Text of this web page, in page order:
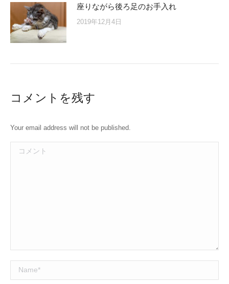
座りながら後ろ足のお手入れ
2019年12月4日
コメントを残す
Your email address will not be published.
コメント
Name *